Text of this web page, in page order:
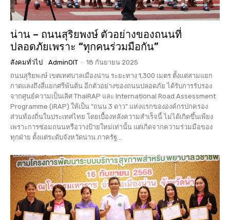
น่าน – ถนนสุริยพงษ์ ตัวอย่างของถนนที่
ปลอดภัยเพราะ “ทุกคนร่วมมือกัน”
สังคมทั่วไป AdminOIT - 18 กันยายน 2025
ถนนสุริยพงษ์ เขตเทศบาลเมืองน่าน ระยะทาง 1,300 เมตร ตั้งแต่สามแยก
กาดแลงถึงสี่แยกศรีพันต้น อีกตัวอย่างของถนนปลอดภัย ได้รับการรับรอง
จากศูนย์ความเป็นเลิศ ThaiRAP และ International Road Assessment
Programme (iRAP) ให้เป็น “ถนน 3 ดาว” แห่งแรกขององค์กรปกครอง
ส่วนท้องถิ่นในประเทศไทย โดยเบื้องหลังความสำเร็จนี้ ไม่ได้เกิดขึ้นเพียง
เพราะการซ่อมถนนหรือวางป้ายใหม่เท่านั้น แต่เกิดจากความร่วมมือของ
ทุกฝ่าย ตั้งแต่ระดับจังหวัดน่าน ภาครัฐ...